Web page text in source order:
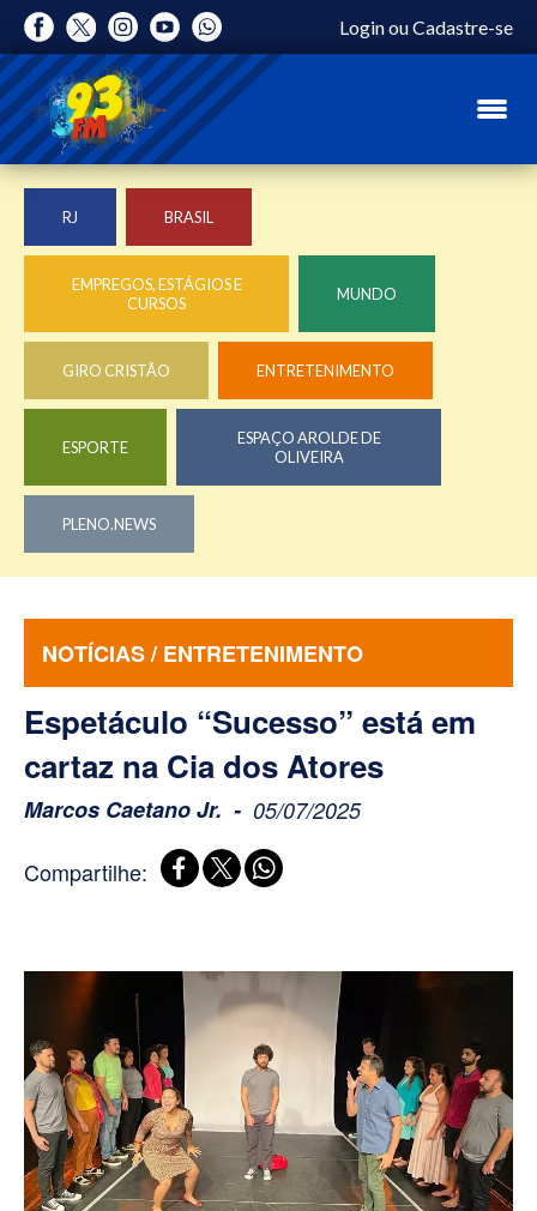
LoginouCadastre-se
RJ BRASIL
EMPREGOS, ESTÁGIOS E
CURSOS
MUNDO
GIRO CRISTÃO ENTRETENIMENTO
ESPORTE
ESPAÇO AROLDE DE
OLIVEIRA
PLENO.NEWS
NOTÍCIAS / ENTRETENIMENTO
Espetáculo “Sucesso” está em
cartaz na Cia dos Atores
Marcos Caetano Jr. 05/07/2025
Compartilhe: